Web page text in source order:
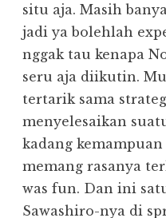
situ aja. Masih
jadi ya bolehlah
nggak tau kenapa
seru aja diikutin.
tertarik sama
menyelesaikan
kadang
memang rasanya
was fun. Dan ini
Sawashiro-nya di